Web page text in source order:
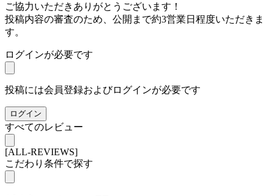
ご協力いただきありがとうございます！
投稿内容の審査のため、公開まで約3営業日程度いただきま
す。
ログインが必要です
投稿には会員登録およびログインが必要です
ログイン
すべてのレビュー
[ALL-REVIEWS]
こだわり条件で探す